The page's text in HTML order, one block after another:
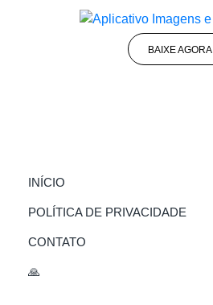
BAIXE AGORA
INÍCIO
POLÍTICA DE PRIVACIDADE
CONTATO
🙏